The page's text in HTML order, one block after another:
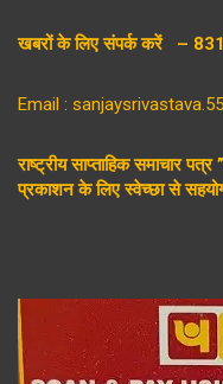
खबरों के लिए संपर्क करें –
Email :
राष्ट्रीय साप्ताहिक समाचार
प्रकाशन के लिए स्वेच्छा से